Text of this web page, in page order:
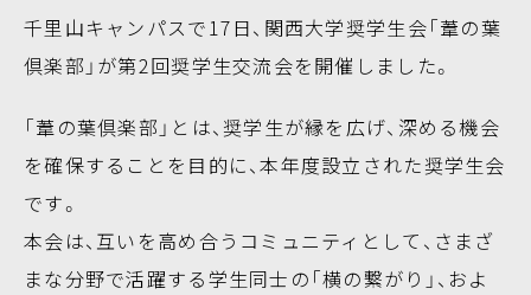
千里山キャンパスで17日、関西大学奨学生会「葦の葉
倶楽部」が第2回奨学生交流会を開催しました。
「葦の葉倶楽部」とは、奨学生が縁を広げ、深める機会
を確保することを目的に、本年度設立された奨学生会
です。
本会は、互いを高め合うコミュニティとして、さまざ
まな分野で活躍する学生同士の「横の繋がり」、およ